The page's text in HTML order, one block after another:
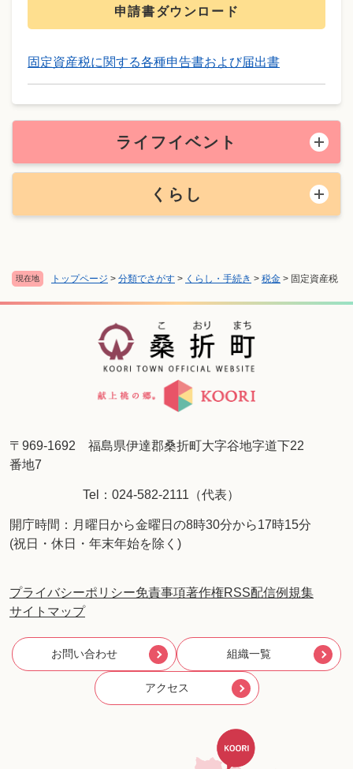
現在地 トップページ > 分類でさがす > くらし・手続き > 税金 > 固定資産税
申請書ダウンロード
固定資産税に関する各種申告書および届出書
ライフイベント
くらし
〒969-1692 福島県伊達郡桑折町大字谷地字道下22
番地7
Tel：024-582-2111（代表）
開庁時間：月曜日から金曜日の8時30分から17時15分
(祝日・休日・年末年始を除く)
プライバシーポリシー免責事項著作権RSS配信例規集
サイトマップ
お問い合わせ 組織一覧
アクセス